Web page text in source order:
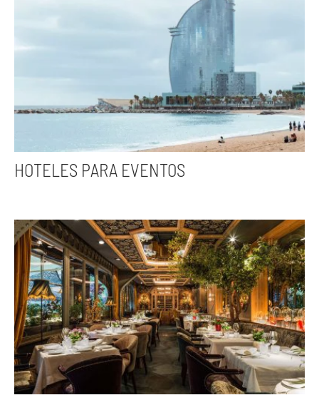
HOTELES PARA EVENTOS